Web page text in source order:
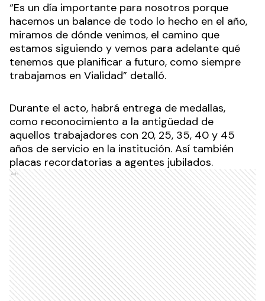
“Es un día importante para nosotros porque
hacemos un balance de todo lo hecho en el año,
miramos de dónde venimos, el camino que
estamos siguiendo y vemos para adelante qué
tenemos que planificar a futuro, como siempre
trabajamos en Vialidad” detalló.
Durante el acto, habrá entrega de medallas,
como reconocimiento a la antigüedad de
aquellos trabajadores con 20, 25, 35, 40 y 45
años de servicio en la institución. Así también
placas recordatorias a agentes jubilados.
Ads